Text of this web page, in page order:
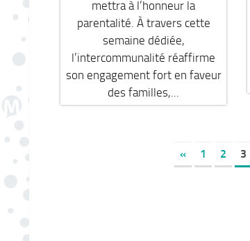
mettra à l’honneur la
parentalité. À travers cette
semaine dédiée,
l’intercommunalité réaffirme
son engagement fort en faveur
des familles,...
« 1 2 3